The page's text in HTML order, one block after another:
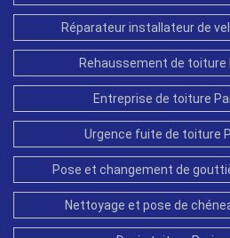
Réparateur installateur de
Rehaussement de toiture
Entreprise de toiture
Urgence fuite de toiture
Pose et changement de
Nettoyage et pose de